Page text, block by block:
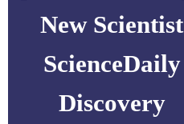
New Scientist
ScienceDaily
Discovery